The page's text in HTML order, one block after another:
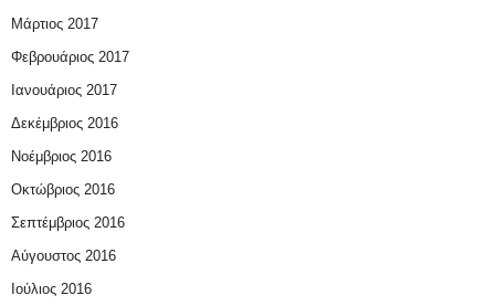
Μάρτιος 2017
Φεβρουάριος 2017
Ιανουάριος 2017
Δεκέμβριος 2016
Νοέμβριος 2016
Οκτώβριος 2016
Σεπτέμβριος 2016
Αύγουστος 2016
Ιούλιος 2016